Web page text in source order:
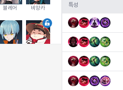
블레어 비앙카 특성